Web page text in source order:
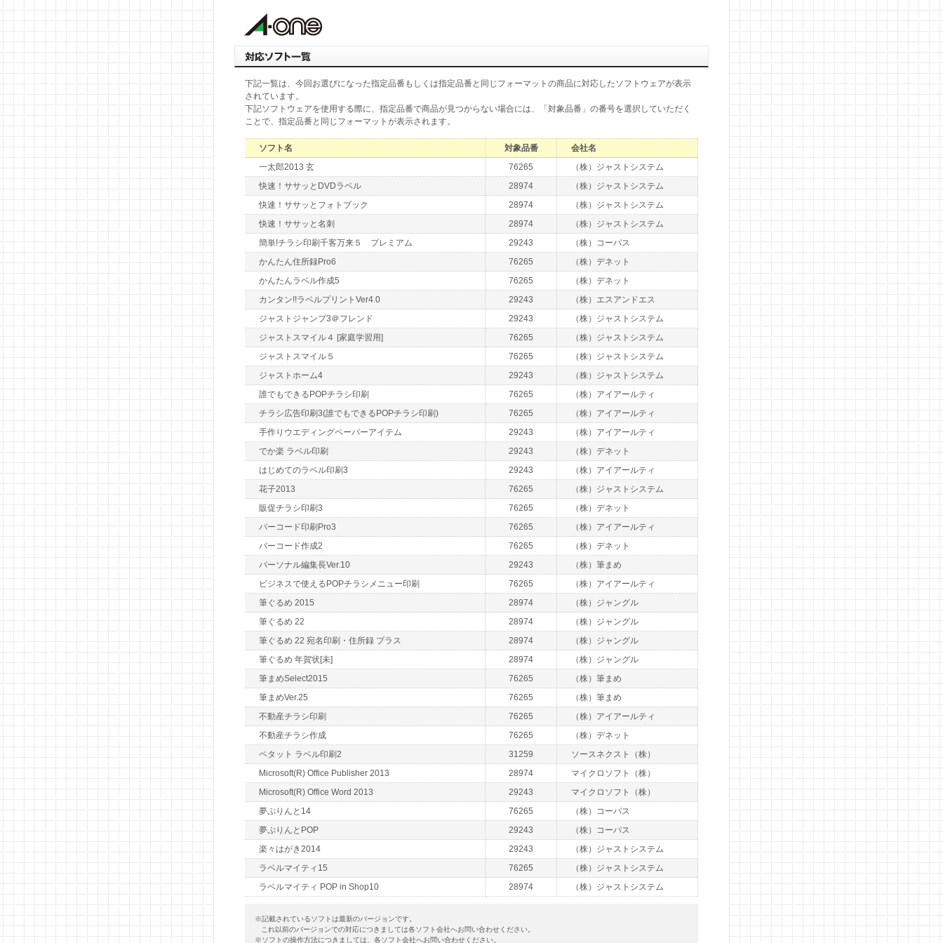
下記一覧は、今回お選びになった指定品番もしくは指定品番と同じフォーマットの商品に対応したソフトウェアが表示
されています。
下記ソフトウェアを使用する際に、指定品番で商品が見つからない場合には、「対象品番」の番号を選択していただく
ことで、指定品番と同じフォーマットが表示されます。
ソフト名 対象品番
会社名
一太郎2013 玄
76265
（株）ジャストシステム
快速！ササッとDVDラベル
28974
（株）ジャストシステム
快速！ササッとフォトブック
28974
（株）ジャストシステム
快速！ササッと名刺
28974
（株）ジャストシステム
簡単!チラシ印刷千客万来５ プレミアム
29243
（株）コーパス
かんたん住所録Pro6
76265
（株）デネット
かんたんラベル作成5
76265
（株）デネット
カンタン!!ラベルプリントVer4.0
29243
（株）エスアンドエス
ジャストジャンプ3＠フレンド
29243
（株）ジャストシステム
ジャストスマイル４ [家庭学習用]
76265
（株）ジャストシステム
ジャストスマイル５
76265
（株）ジャストシステム
ジャストホーム4
29243
（株）ジャストシステム
誰でもできるPOPチラシ印刷
76265
（株）アイアールティ
チラシ広告印刷3(誰でもできるPOPチラシ印刷)
76265
（株）アイアールティ
手作りウエディングペーパーアイテム
29243
（株）アイアールティ
でか楽 ラベル印刷
29243
（株）デネット
はじめてのラベル印刷3
29243
（株）アイアールティ
花子2013
76265
（株）ジャストシステム
販促チラシ印刷3
76265
（株）デネット
バーコード印刷Pro3
76265
（株）アイアールティ
バーコード作成2
76265
（株）デネット
パーソナル編集長Ver.10
29243
（株）筆まめ
ビジネスで使えるPOPチラシメニュー印刷
76265
（株）アイアールティ
筆ぐるめ 2015
28974
（株）ジャングル
筆ぐるめ 22
28974
（株）ジャングル
筆ぐるめ 22 宛名印刷・住所録 プラス
28974
（株）ジャングル
筆ぐるめ 年賀状[未]
28974
（株）ジャングル
筆まめSelect2015
76265
（株）筆まめ
筆まめVer.25
76265
（株）筆まめ
不動産チラシ印刷
76265
（株）アイアールティ
不動産チラシ作成
76265
（株）デネット
ペタット ラベル印刷2
31259
ソースネクスト（株）
Microsoft(R) Office Publisher 2013
28974
マイクロソフト（株）
Microsoft(R) Office Word 2013
29243
マイクロソフト（株）
夢ぷりんと14
76265
（株）コーパス
夢ぷりんとPOP
29243
（株）コーパス
楽々はがき2014
29243
（株）ジャストシステム
ラベルマイティ15
76265
（株）ジャストシステム
ラベルマイティ POP in Shop10
28974 （株）ジャストシステム
※記載されているソフトは最新のバージョンです。
これ以前のバージョンでの対応につきましては各ソフト会社へお問い合わせください。
※ソフトの操作方法につきましては、各ソフト会社へお問い合わせください。